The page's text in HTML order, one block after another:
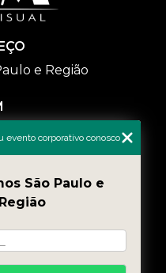
e Região
9954
evento corporativo conosco
São Paulo e
Região